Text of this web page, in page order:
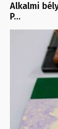
Alkalmi
P…